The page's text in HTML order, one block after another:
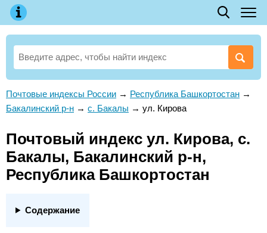
Почтовые индексы России → Республика Башкортостан →
Бакалинский р-н → с. Бакалы → ул. Кирова
Почтовый индекс ул. Кирова, с.
Бакалы, Бакалинский р-н,
Республика Башкортостан
Содержание